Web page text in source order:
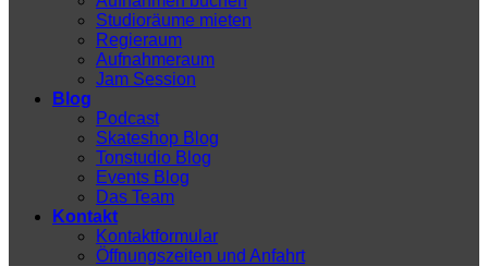
Studioräume mieten
Regieraum
Aufnahmeraum
Jam Session
Blog
Podcast
Skateshop Blog
Tonstudio Blog
Events Blog
Das Team
Kontakt
Kontaktformular
Öffnungszeiten und Anfahrt